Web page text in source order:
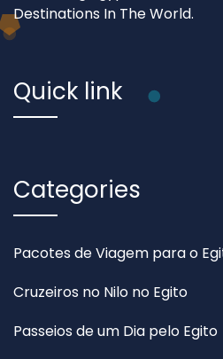
Destinations In The World.
Quick link
Categories
Pacotes de Viagem para o
Cruzeiros no Nilo no Egito
Passeios de um Dia pelo Egito